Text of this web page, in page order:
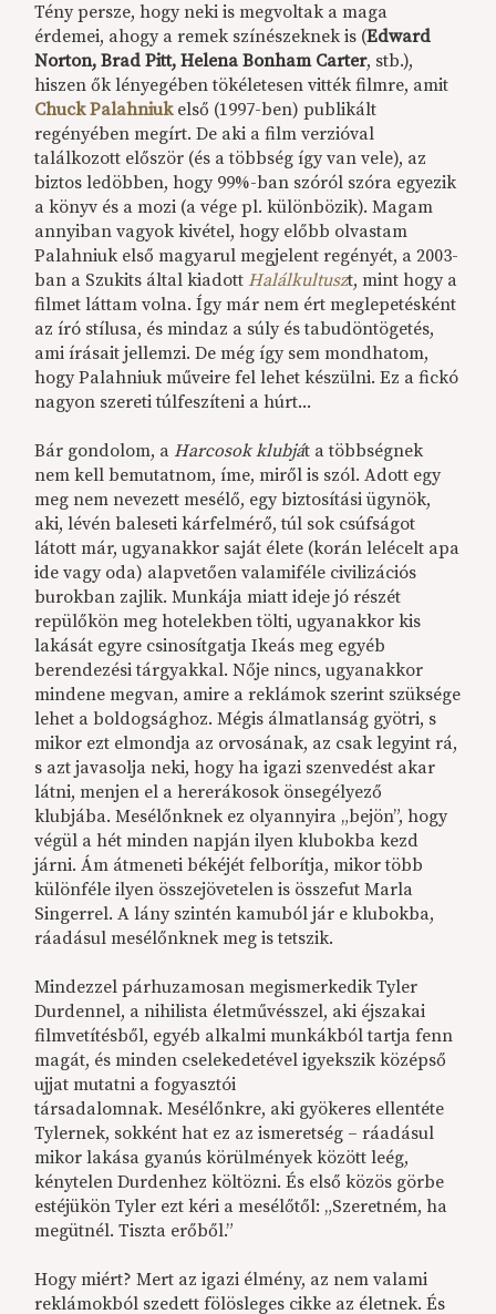
Tény persze, hogy neki is megvoltak a maga
érdemei, ahogy a remek színészeknek is (Edward
Norton, Brad Pitt, Helena Bonham Carter, stb.),
hiszen ők lényegében tökéletesen vitték filmre, amit
Chuck Palahniukelső (1997-ben) publikált
regényében megírt. De aki a film verzióval
találkozott először (és a többség így van vele), az
biztos ledöbben, hogy 99%-ban szóról szóra egyezik
a könyv és a mozi (a vége pl. különbözik). Magam
annyiban vagyok kivétel, hogy előbb olvastam
Palahniuk első magyarul megjelent regényét, a 2003-
ban a Szukits által kiadottHalálkultuszt, mint hogy a
filmet láttam volna. Így már nem ért meglepetésként
az író stílusa, és mindaz a súly és tabudöntögetés,
ami írásait jellemzi. De még így sem mondhatom,
hogy Palahniuk műveire fel lehet készülni. Ez a fickó
nagyon szereti túlfeszíteni a húrt...
Bár gondolom, aHarcosok klubját a többségnek
nem kell bemutatnom, íme, miről is szól. Adott egy
meg nem nevezett mesélő, egy biztosítási ügynök,
aki, lévén baleseti kárfelmérő, túl sok csúfságot
látott már, ugyanakkor saját élete (korán lelécelt apa
ide vagy oda) alapvetően valamiféle civilizációs
burokban zajlik. Munkája miatt ideje jó részét
repülőkön meg hotelekben tölti, ugyanakkor kis
lakását egyre csinosítgatja Ikeás meg egyéb
berendezési tárgyakkal. Nője nincs, ugyanakkor
mindene megvan, amire a reklámok szerint szüksége
lehet a boldogsághoz. Mégis álmatlanság gyötri, s
mikor ezt elmondja az orvosának, az csak legyint rá,
s azt javasolja neki, hogy ha igazi szenvedést akar
látni, menjen el a hererákosok önsegélyező
klubjába. Mesélőnknek ez olyannyira „bejön”, hogy
végül a hét minden napján ilyen klubokba kezd
járni. Ám átmeneti békéjét felborítja, mikor több
különféle ilyen összejövetelen is összefut Marla
Singerrel. A lány szintén kamuból jár e klubokba,
ráadásul mesélőnknek meg is tetszik.
Mindezzel párhuzamosan megismerkedik Tyler
Durdennel, a nihilista életművésszel, aki éjszakai
filmvetítésből, egyéb alkalmi munkákból tartja fenn
magát, és minden cselekedetével igyekszik középső
ujjat mutatni a fogyasztói
társadalomnak. Mesélőnkre, aki gyökeres ellentéte
Tylernek, sokként hat ez az ismeretség – ráadásul
mikor lakása gyanús körülmények között leég,
kénytelen Durdenhez költözni. És első közös görbe
estéjükön Tyler ezt kéri a mesélőtől: „Szeretném, ha
megütnél. Tiszta erőből.”
Hogy miért? Mert az igazi élmény, az nem valami
reklámokból szedett fölösleges cikke az életnek. És